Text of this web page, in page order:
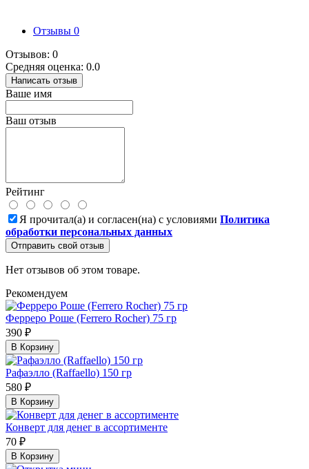
Отзывы 0
Отзывов: 0
Средняя оценка: 0.0
Написать отзыв
Ваше имя
Ваш отзыв
Рейтинг
Я прочитал(а) и согласен(на) с условиями Политика
обработки персональных данных
Отправить свой отзыв
Нет отзывов об этом товаре.
Рекомендуем
Ферреро Роше (Ferrero Rocher) 75 гр
390 ₽
В Корзину
Рафаэлло (Raffaello) 150 гр
580 ₽
В Корзину
Конверт для денег в ассортименте
70 ₽
В Корзину